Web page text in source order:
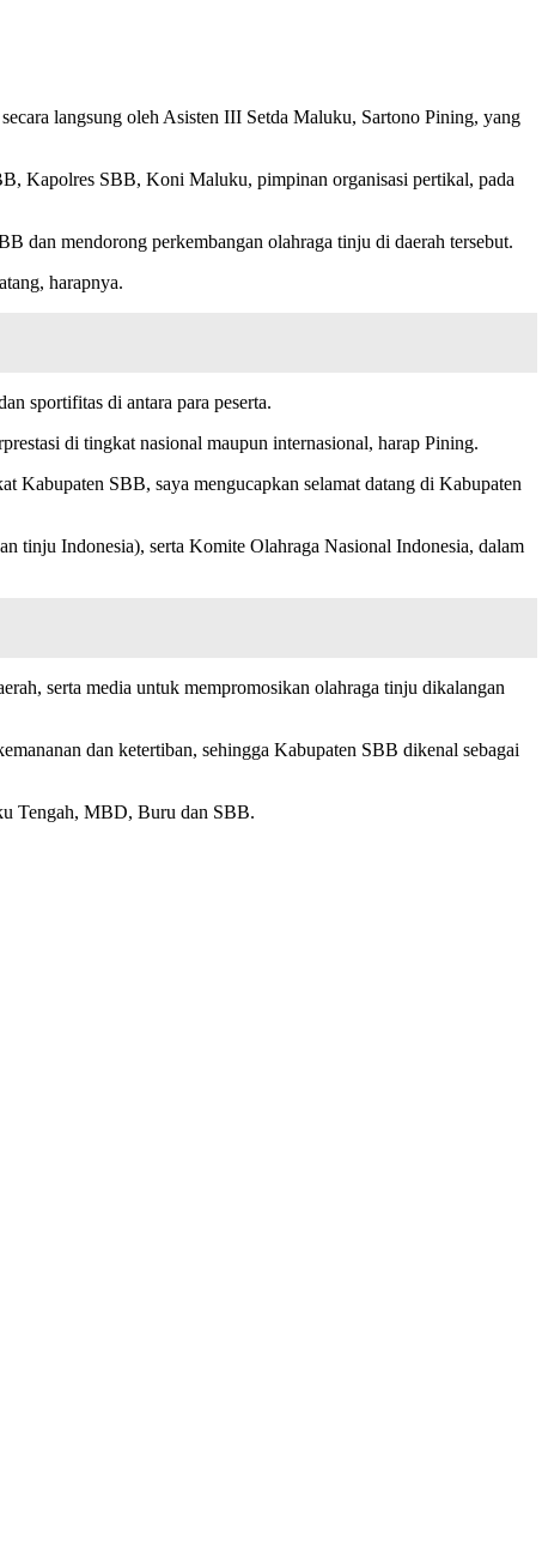
langsung oleh Asisten III Setda Maluku, Sartono Pining, yang
Kapolres SBB, Koni Maluku, pimpinan organisasi pertikal, pada
dan mendorong perkembangan olahraga tinju di daerah tersebut.
harapnya.
sportifitas di antara para peserta.
di tingkat nasional maupun internasional, harap Pining.
Kabupaten SBB, saya mengucapkan selamat datang di Kabupaten
tinju Indonesia), serta Komite Olahraga Nasional Indonesia, dalam
serta media untuk mempromosikan olahraga tinju dikalangan
dan ketertiban, sehingga Kabupaten SBB dikenal sebagai
Tengah, MBD, Buru dan SBB.